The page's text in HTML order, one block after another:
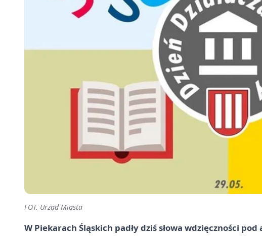
FOT. Urząd Miasta
W Piekarach Śląskich padły dziś słowa wdzięczności